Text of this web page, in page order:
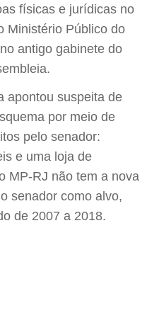
físicas e jurídicas no
Ministério Público do
antigo gabinete do
apontou suspeita de
por meio de
pelo senador:
e uma loja de
MP-RJ não tem a nova
senador como alvo,
de 2007 a 2018.